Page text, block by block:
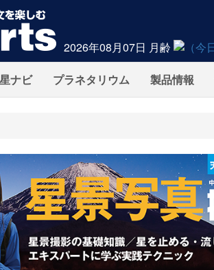
2026年08月07日 月齢
星ナビ プラネタリウム 製品情報